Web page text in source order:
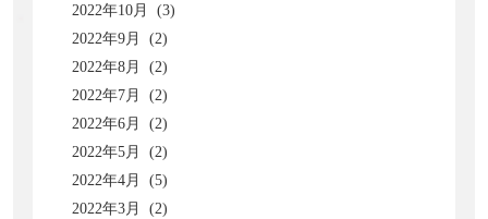
2022年10月 (3)
2022年9月 (2)
2022年8月 (2)
2022年7月 (2)
2022年6月 (2)
2022年5月 (2)
2022年4月 (5)
2022年3月 (2)